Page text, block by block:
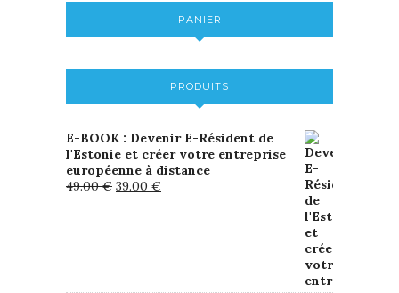
PANIER
PRODUITS
E-BOOK : Devenir E-Résident de
l'Estonie et créer votre entreprise
européenne à distance
49.00€ 39.00 €